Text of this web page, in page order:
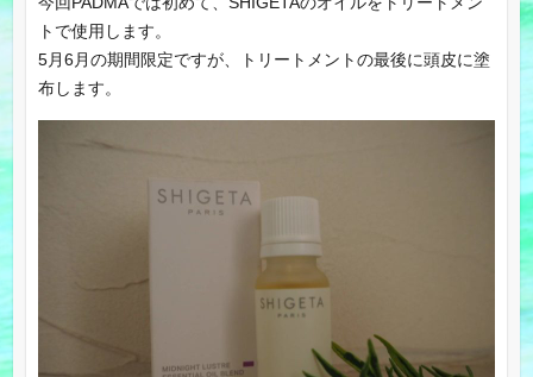
トで使用します。
5月6月の期間限定ですが、トリートメントの最後に頭皮に塗
布します。